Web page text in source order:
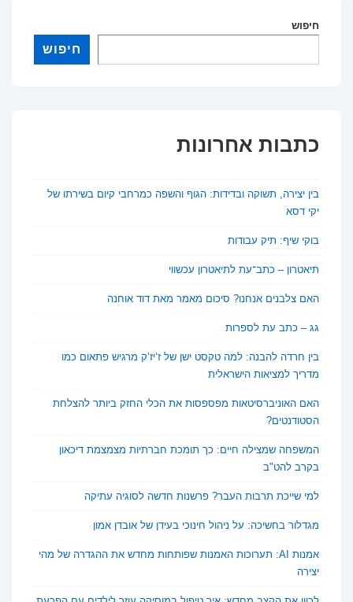
שאיבדו
חיפוש
חיפוש
כתבות אחרונות
בין יצירה, תשוקה ובדידות: הגוף והשפה כמרחבי קיום בשירתו של
יקי דסא
בוקי שיף: תיק עבודות
תיאטרון – כתב־עת לתיאטרון עכשווי
האם צלבנים אנחנו? סיכום מאמר מאת דוד אוחנה
גג – כתב עת לספרות
בין חרדה להבנה: למה טקסט ישן של ז’יז’ק מרגיש פתאום כמו
מדריך למציאות הישראלית
האם האוניברסיטאות מפספסות את הכלי החזק ביותר להצלחת
הסטודנטים?
המשפחה שמצילה חיים: כך תומכת חברתיות מצמצמת דיכאון
בקרב להט"ב
למי שייכת תרבות העבר? פרשנות חדשה לסוגיה עתיקה
מגדלור בחשיכה: על ניהול חינוכי בעידן של אובדן אמון
אמנות AI: תערוכות האמנות שפותחות מחדש את ההגדרה של מהי
יצירה